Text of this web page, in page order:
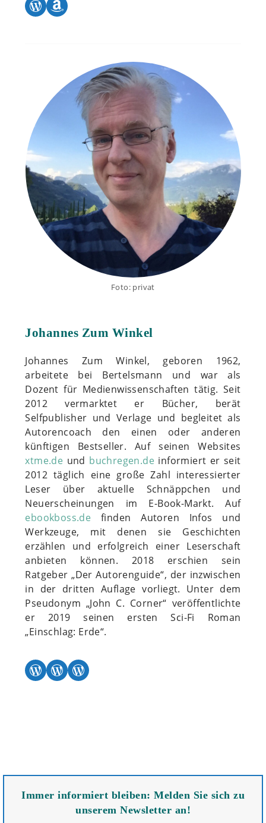
WordPress Amazon
Foto: privat
Johannes Zum Winkel
Johannes Zum Winkel, geboren 1962,
arbeitete bei Bertelsmann und war als
Dozent für Medienwissenschaften tätig. Seit
2012 vermarktet er Bücher, berät
Selfpublisher und Verlage und begleitet als
Autorencoach den einen oder anderen
künftigen Bestseller. Auf seinen Websites
xtme.de und buchregen.de informiert er seit
2012 täglich eine große Zahl interessierter
Leser über aktuelle Schnäppchen und
Neuerscheinungen im E-Book-Markt. Auf
ebookboss.de finden Autoren Infos und
Werkzeuge, mit denen sie Geschichten
erzählen und erfolgreich einer Leserschaft
anbieten können. 2018 erschien sein
Ratgeber „Der Autorenguide“, der inzwischen
in der dritten Auflage vorliegt. Unter dem
Pseudonym „John C. Corner“ veröffentlichte
er 2019 seinen ersten Sci-Fi Roman
„Einschlag: Erde“.
WordPress WordPress WordPress
Immer informiert bleiben: Melden Sie sich zu
unserem Newsletter an!